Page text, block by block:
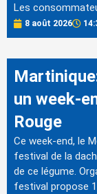
Les
8 août 2026
un week-
Rouge
Ce week-end, le
festival de la
de ce légume.
festival propose